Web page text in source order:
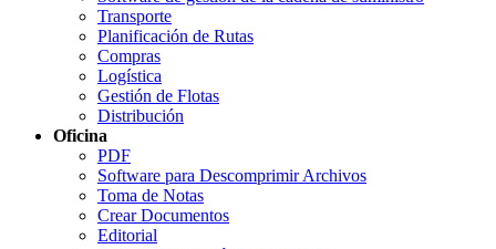
Transporte
Planificación de Rutas
Compras
Logística
Gestión de Flotas
Distribución
Oficina
PDF
Software para Descomprimir Archivos
Toma de Notas
Crear Documentos
Editorial